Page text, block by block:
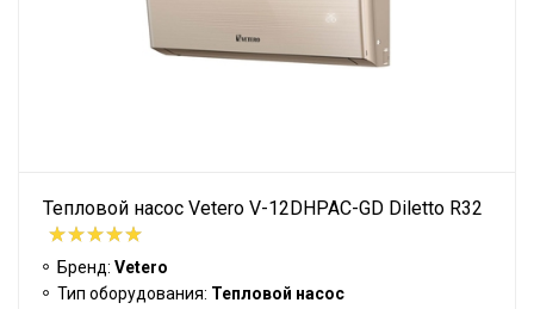
Тепловой насос Vetero V-12DHPAC-GD Diletto R32
Бренд: Vetero
Тип оборудования: Тепловой насос